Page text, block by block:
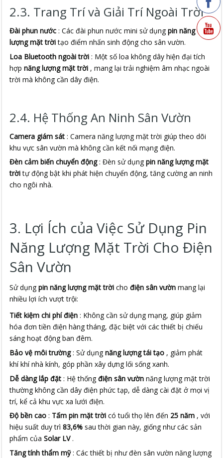
2.3. Trang Trí và Giải Trí Ngoài Trời
Đài phun nước : Các đài phun nước mini sử dụngpin năng
lượng mặt trờitạo điểm nhấn sinh động cho sân vườn.
Loa Bluetooth ngoài trời : Một số loa không dây hiện đại tích
hợpnăng lượng mặt trời , mang lại trải nghiệm âm nhạc ngoài
trời mà không cần dây điện.
2.4. Hệ Thống An Ninh Sân Vườn
Camera giám sát : Camera năng lượng mặt trời giúp theo dõi
khu vực sân vườn mà không cần kết nối mạng điện.
Đèn cảm biến chuyển động: Đèn sử dụngpin năng lượng mặt
trờitự động bật khi phát hiện chuyển động, tăng cường an ninh
cho ngôi nhà.
3. Lợi Ích của Việc Sử Dụng Pin
Năng Lượng Mặt Trời Cho Điện
Sân Vườn
Sử dụng pin năng lượng mặt trời cho điện sân vườn mang lại
nhiều lợi ích vượt trội:
Tiết kiệm chi phí điện : Không cần sử dụng mạng, giúp giảm
hóa đơn tiền điện hàng tháng, đặc biệt với các thiết bị chiếu
sáng hoạt động ban đêm.
Bảo vệ môi trường: Sử dụngnăng lượng tái tạo , giảm phát
khí khí nhà kính, góp phần xây dựng lối sống xanh.
Dễ dàng lắp đặt : Hệ thốngđiện sân vườn năng lượng mặt trời
thường không cần dây điện phức tạp, dễ dàng cài đặt ở mọi vị
trí, kể cả khu vực xa lưới điện.
Độ bền cao : Tấm pin mặt trời có tuổi thọ lên đến 25 năm , với
hiệu suất duy trì83,6% sau thời gian này, giống như các sản
phẩm củaSolar LV.
Tăng tính thẩm mỹ: Các thiết bị như đèn sân vườn năng lượng